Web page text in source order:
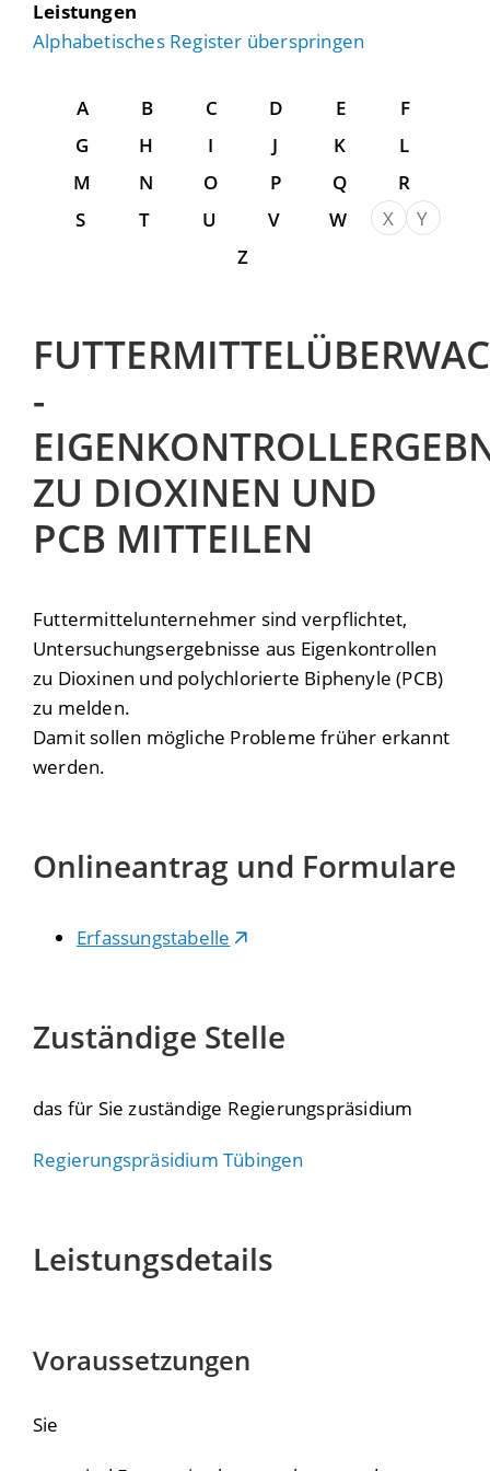
Leistungen
Alphabetisches Register überspringen
A B C D E
F
G
H I J K
L
M
N O P Q
R
S
T U V W X
Y
Z
-
ZU DIOXINEN UND
PCB MITTEILEN
Futtermittelunternehmer sind verpflichtet,
Untersuchungsergebnisse aus Eigenkontrollen
zu Dioxinen und polychlorierte Biphenyle (PCB)
zu melden.
Damit sollen mögliche Probleme früher erkannt
werden.
Onlineantrag und Formulare
Erfassungstabelle
Zuständige Stelle
das für Sie zuständige Regierungspräsidium
Regierungspräsidium Tübingen
Leistungsdetails
Voraussetzungen
Sie